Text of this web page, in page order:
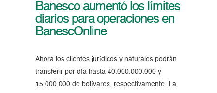
Banesco aumentó los límites
diarios para operaciones en
BanescOnline
Ahora los clientes jurídicos y naturales podrán
transferir por día hasta 40.000.000.000 y
15.000.000 de bolívares, respectivamente. La